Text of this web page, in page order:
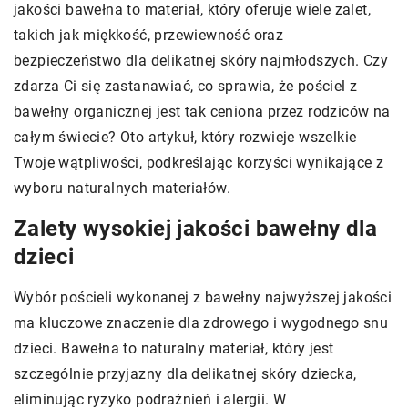
jakości bawełna to materiał, który oferuje wiele zalet,
takich jak miękkość, przewiewność oraz
bezpieczeństwo dla delikatnej skóry najmłodszych. Czy
zdarza Ci się zastanawiać, co sprawia, że pościel z
bawełny organicznej jest tak ceniona przez rodziców na
całym świecie? Oto artykuł, który rozwieje wszelkie
Twoje wątpliwości, podkreślając korzyści wynikające z
wyboru naturalnych materiałów.
Zalety wysokiej jakości bawełny dla
dzieci
Wybór pościeli wykonanej z bawełny najwyższej jakości
ma kluczowe znaczenie dla zdrowego i wygodnego snu
dzieci. Bawełna to naturalny materiał, który jest
szczególnie przyjazny dla delikatnej skóry dziecka,
eliminując ryzyko podrażnień i alergii. W